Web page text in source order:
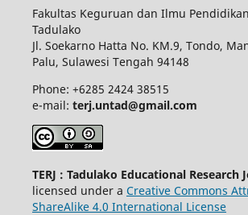
Fakultas Keguruan dan Ilmu
Tadulako
Jl. Soekarno Hatta No. KM.9, Tondo,
Palu, Sulawesi Tengah 94148
Phone: +6285 2424 38515
e-mail: terj.untad@gmail.com
TERJ : Tadulako Educational Research
licensed under a Creative Commons
ShareAlike 4.0 International License